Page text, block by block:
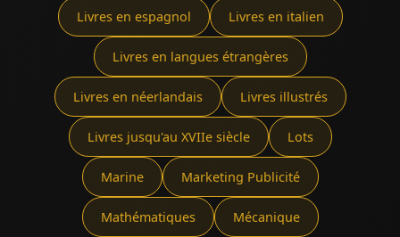
Livres en espagnol Livres en italien
Livres en langues étrangères
Livres en néerlandais Livres illustrés
Livres jusqu'au XVIIe siècle Lots
Marine Marketing Publicité
Mathématiques Mécanique